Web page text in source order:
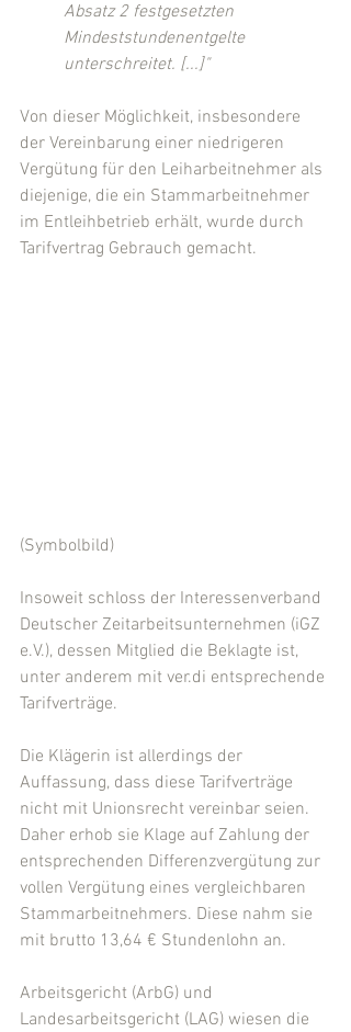
Absatz 2 festgesetzten
Mindeststundenentgelte
unterschreitet. [...]"
Von dieser Möglichkeit, insbesondere
der Vereinbarung einer niedrigeren
Vergütung für den Leiharbeitnehmer als
diejenige, die ein Stammarbeitnehmer
im Entleihbetrieb erhält, wurde durch
Tarifvertrag Gebrauch gemacht.
(Symbolbild)
Insoweit schloss der Interessenverband
Deutscher Zeitarbeitsunternehmen (iGZ
e.V.), dessen Mitglied die Beklagte ist,
unter anderem mit ver.di entsprechende
Tarifverträge.
Die Klägerin ist allerdings der
Auffassung, dass diese Tarifverträge
nicht mit Unionsrecht vereinbar seien.
Daher erhob sie Klage auf Zahlung der
entsprechenden Differenzvergütung zur
vollen Vergütung eines vergleichbaren
Stammarbeitnehmers. Diese nahm sie
mit brutto 13,64 € Stundenlohn an.
Arbeitsgericht (ArbG) und
Landesarbeitsgericht (LAG) wiesen die